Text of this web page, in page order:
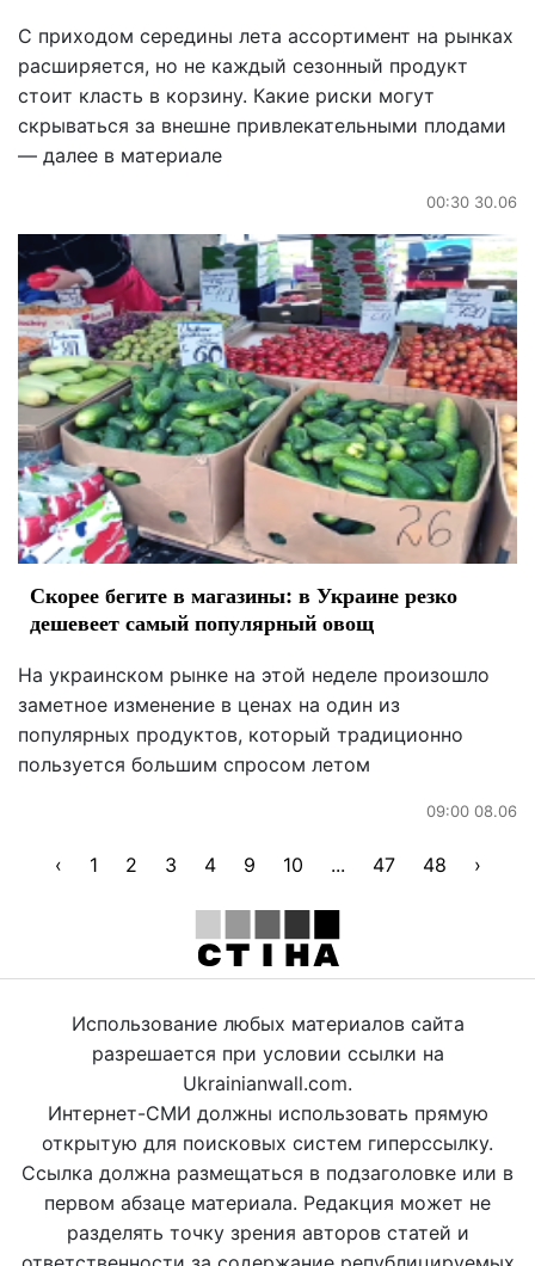
С приходом середины лета ассортимент на рынках
расширяется, но не каждый сезонный продукт
стоит класть в корзину. Какие риски могут
скрываться за внешне привлекательными плодами
— далее в материале
00:30 30.06
Скорее бегите в магазины: в Украине резко
дешевеет самый популярный овощ
На украинском рынке на этой неделе произошло
заметное изменение в ценах на один из
популярных продуктов, который традиционно
пользуется большим спросом летом
09:00 08.06
‹ 1 2 3 4 9 10 ... 47 48 ›
Использование любых материалов сайта
разрешается при условии ссылки на
Ukrainianwall.com.
Интернет-СМИ должны использовать прямую
открытую для поисковых систем гиперссылку.
Ссылка должна размещаться в подзаголовке или в
первом абзаце материала. Редакция может не
разделять точку зрения авторов статей и